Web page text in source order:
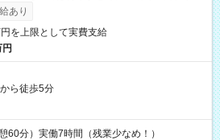
条件有）
あり
を上限として実費支給
ら徒歩5分
60分）実働7時間（残業少なめ！）